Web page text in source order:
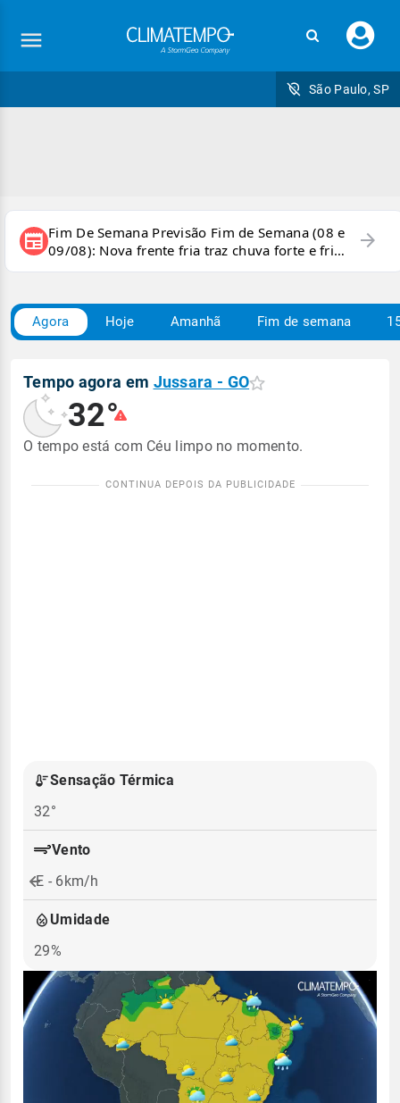
seu
São Paulo, SP
newspaper Fim De Semana Previsão Fim de Semana (08 e
09/08): Nova frente fria traz chuva forte e frio
para áreas do país
arrow_forward
Agora Hoje Amanhã Fim de semana
Tempo agora em Jussara - GO
32°
O tempo está com Céu limpo no momento.
Sensação Térmica
32°
Vento
E - 6km/h
Umidade
29%